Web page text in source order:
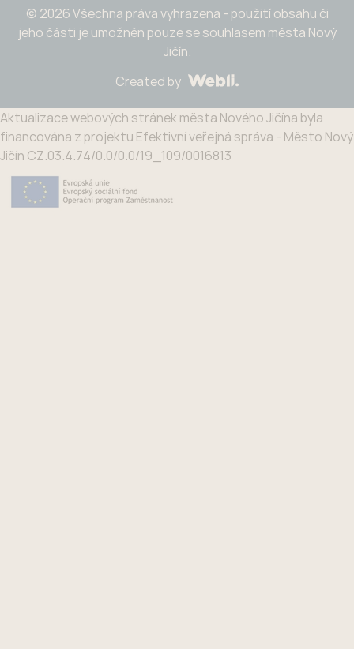
© 2026 Všechna práva vyhrazena - použití obsahu či
jeho části je umožněn pouze se souhlasem města Nový
Jičín.
Created by
Aktualizace webových stránek města Nového Jičína byla
financována z projektu Efektivní veřejná správa - Město Nový
Jičín CZ.03.4.74/0.0/0.0/19_109/0016813